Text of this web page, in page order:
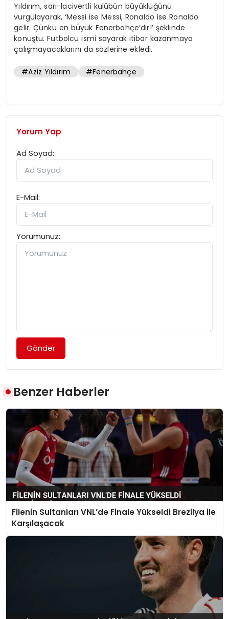
Yıldırım, sarı-lacivertli kulübün büyüklüğünü
vurgulayarak, ‘Messi ise Messi, Ronaldo ise Ronaldo
gelir. Çünkü en büyük Fenerbahçe’dir!’ şeklinde
konuştu. Futbolcu ismi sayarak itibar kazanmaya
çalışmayacaklarını da sözlerine ekledi.
#Aziz Yıldırım #Fenerbahçe
Yorum Yap
Ad Soyad:
E-Mail:
Yorumunuz:
Gönder
Benzer Haberler
Filenin Sultanları VNL’de Finale Yükseldi Brezilya ile
Karşılaşacak